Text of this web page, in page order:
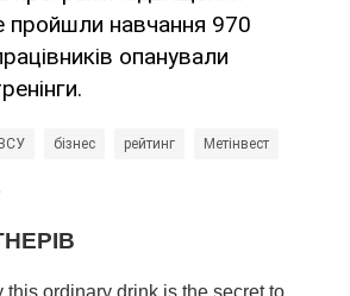
пройшли навчання 970
опанували
бізнес рейтинг Метінвест